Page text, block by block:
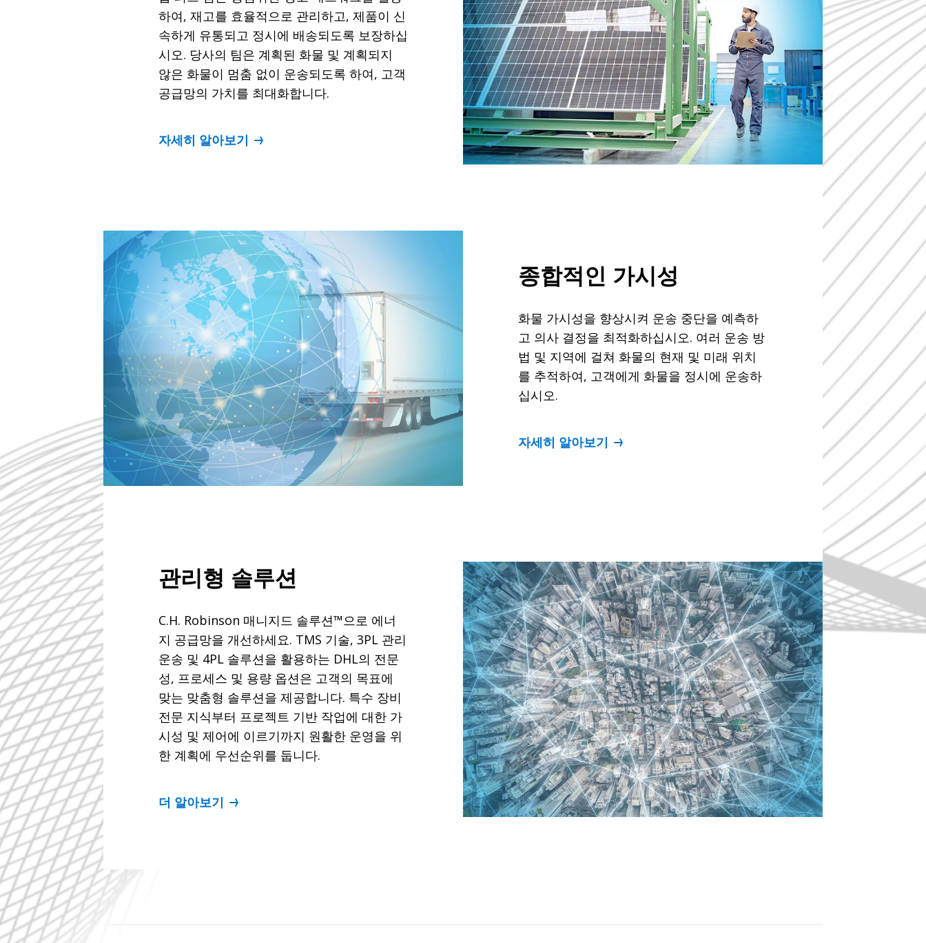
하여, 재고를 효율적으로 관리하고, 제품이 신
속하게 유통되고 정시에 배송되도록 보장하십
시오. 당사의 팀은 계획된 화물 및 계획되지
않은 화물이 멈춤 없이 운송되도록 하여, 고객
공급망의 가치를 최대화합니다.
자세히 알아보기
종합적인 가시성
화물 가시성을 향상시켜 운송 중단을 예측하
고 의사 결정을 최적화하십시오. 여러 운송 방
법 및 지역에 걸쳐 화물의 현재 및 미래 위치
를 추적하여, 고객에게 화물을 정시에 운송하
십시오.
자세히 알아보기
관리형 솔루션
C.H. Robinson 매니지드 솔루션™으로 에너
지 공급망을 개선하세요. TMS 기술, 3PL 관리
운송 및 4PL 솔루션을 활용하는 DHL의 전문
성, 프로세스 및 용량 옵션은 고객의 목표에
맞는 맞춤형 솔루션을 제공합니다. 특수 장비
전문 지식부터 프로젝트 기반 작업에 대한 가
시성 및 제어에 이르기까지 원활한 운영을 위
한 계획에 우선순위를 둡니다.
더 알아보기